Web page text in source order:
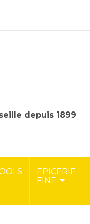
depuis 1899
EPICERIE
FINE